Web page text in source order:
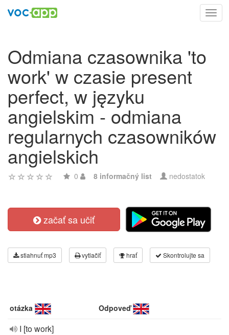
Odmiana czasownika 'to
work' w czasie present
perfect, w języku
angielskim - odmiana
regularnych czasowników
angielskich
0 8 informačný list nedostatok
začať sa učiť
stiahnuť mp3 vytlačiť hrať Skontrolujte sa
otázka Odpoveď
I [to work]